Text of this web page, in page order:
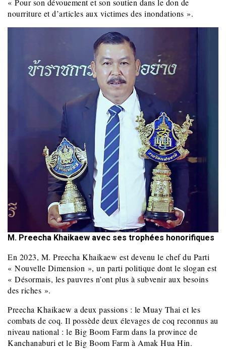
« Pour son dévouement et son soutien dans le don de
nourriture et d’articles aux victimes des inondations ».
M. Preecha Khaikaew avec ses trophées honorifiques
En 2023, M. Preecha Khaikaew est devenu le chef du Parti
« Nouvelle Dimension », un parti politique dont le slogan est
« Désormais, les pauvres n’ont plus à subvenir aux besoins
des riches ».
Preecha Khaikaew a deux passions : le Muay Thai et les
combats de coq. Il possède deux élevages de coq reconnus au
niveau national : le Big Boom Farm dans la province de
Kanchanaburi et le Big Boom Farm à Amak Hua Hin.